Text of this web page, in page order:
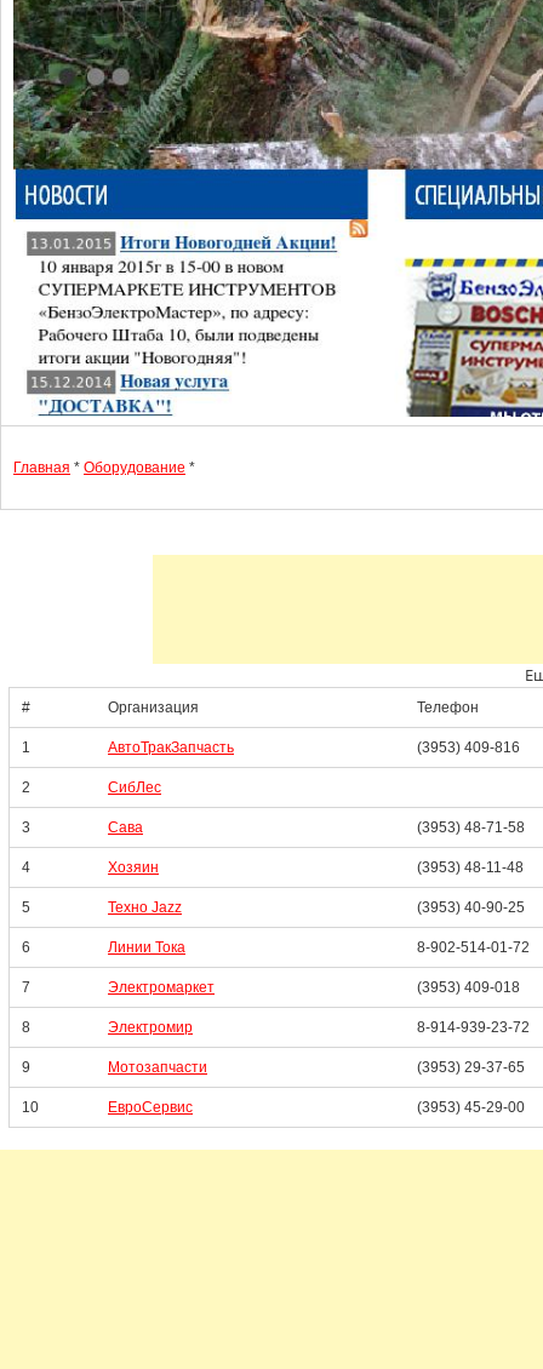
Главная * Оборудование *
# Организация Телефон
1 АвтоТракЗапчасть (3953) 409-816
2 СибЛес
3 Сава (3953) 48-71-58
4 Хозяин (3953) 48-11-48
5 Техно Jazz (3953) 40-90-25
6 Линии Тока 8-902-514-01-72
7 Электромаркет (3953) 409-018
8 Электромир 8-914-939-23-72
9 Мотозапчасти (3953) 29-37-65
10 ЕвроСервис (3953) 45-29-00